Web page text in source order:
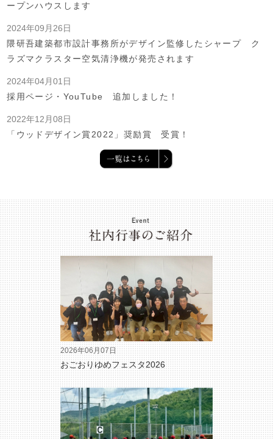
ープンハウスします
2024年09月26日
隈研吾建築都市設計事務所がデザイン監修したシャープ ク
ラズマクラスター空気清浄機が発売されます
2024年04月01日
採用ページ・YouTube 追加しました！
2022年12月08日
「ウッドデザイン賞2022」奨励賞 受賞！
2026年06月07日
おごおりゆめフェスタ2026